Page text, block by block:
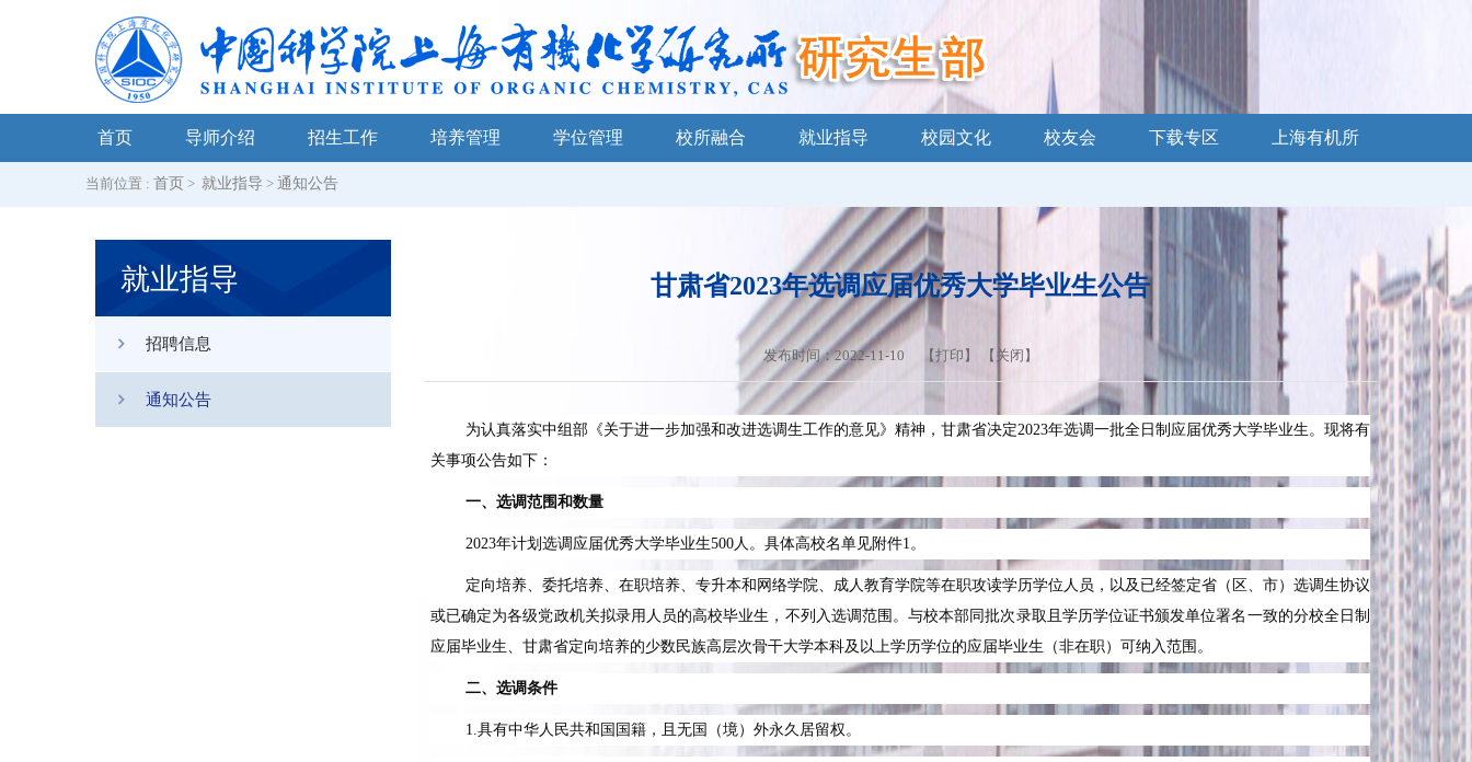
首页 导师介绍 招生工作 培养管理 学位管理 校所融合 就业指导 校园文化 校友会 下载专区 上海有机所
当前位置 : 首页 > 就业指导 > 通知公告
就业指导
招聘信息
通知公告
甘肃省2023年选调应届优秀大学毕业生公告
发布时间：2022-11-10 【打印 】 【 关闭 】
为认真落实中组部《关于进一步加强和改进选调生工作的意见》精神，甘肃省决定2023年选调一批全日制应届优秀大学毕业生。现将有
关事项公告如下：
一、选调范围和数量
2023年计划选调应届优秀大学毕业生500人。具体高校名单见附件1。
定向培养、委托培养、在职培养、专升本和网络学院、成人教育学院等在职攻读学历学位人员，以及已经签定省（区、市）选调生协议
或已确定为各级党政机关拟录用人员的高校毕业生，不列入选调范围。与校本部同批次录取且学历学位证书颁发单位署名一致的分校全日制
应届毕业生、甘肃省定向培养的少数民族高层次骨干大学本科及以上学历学位的应届毕业生（非在职）可纳入范围。
二、选调条件
1.具有中华人民共和国国籍，且无国（境）外永久居留权。